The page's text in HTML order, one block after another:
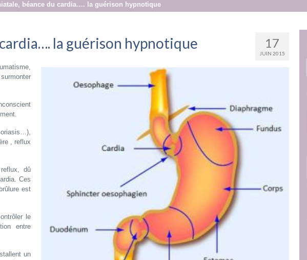
béance du cardia…. la guérison hypnotique
17
JUIN 2015
la guérison hypnotique
, reflux
dû
Ces
est
le
entre
un